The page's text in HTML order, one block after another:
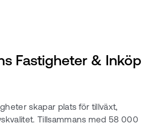
Fastigheter & Inköp
skapar plats för tillväxt,
Tillsammans med 58 000